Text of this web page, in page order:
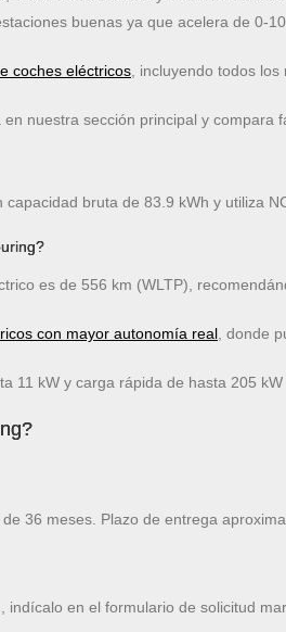
buenas ya que acelera de 0-
coches eléctricos , incluyendo todos
nuestra sección principal y compara
bruta de 83.9 kWh y utiliza
es de 556 km (WLTP),
con mayor autonomía real , donde
11 kW y carga rápida de hasta 205 kW
36 meses. Plazo de entrega
en el formulario de solicitud